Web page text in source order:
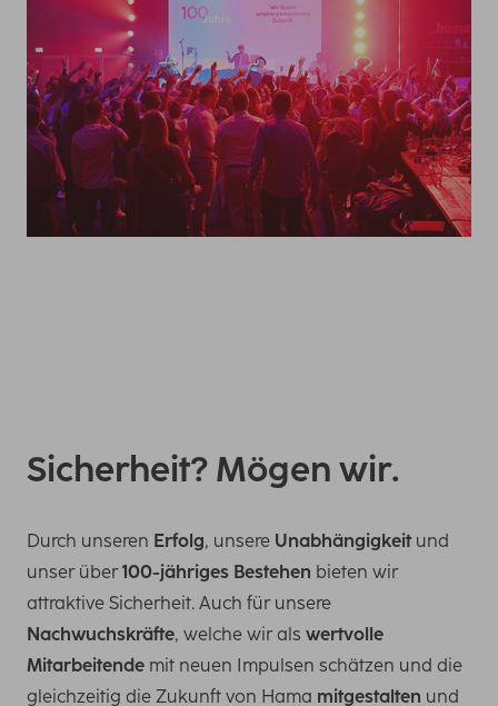
Sicherheit? Mögen wir.
Durch unseren Erfolg, unsere Unabhängigkeitund
unser über100-jähriges Bestehen bieten wir
attraktive Sicherheit. Auch für unsere
Nachwuchskräfte, welche wir als wertvolle
Mitarbeitende mit neuen Impulsen schätzen und die
gleichzeitig die Zukunft von Hama mitgestalten und